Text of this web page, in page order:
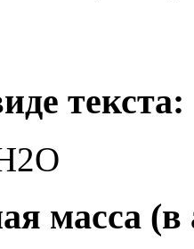
текста:
масса (в